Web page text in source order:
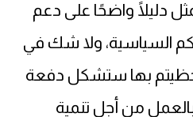
دليلًا واضحًا على دعم
السياسية، ولا شك في
حظيتم بها ستشكل دفعة
بالعمل من أجل تنمية